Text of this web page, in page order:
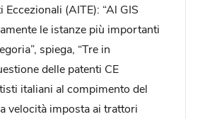
Eccezionali (AITE): “Al GIS
le istanze più importanti
spiega, “Tre in
delle patenti CE
italiani al compimento del
velocità imposta ai trattori